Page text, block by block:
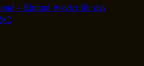
– Einmal wieder für das